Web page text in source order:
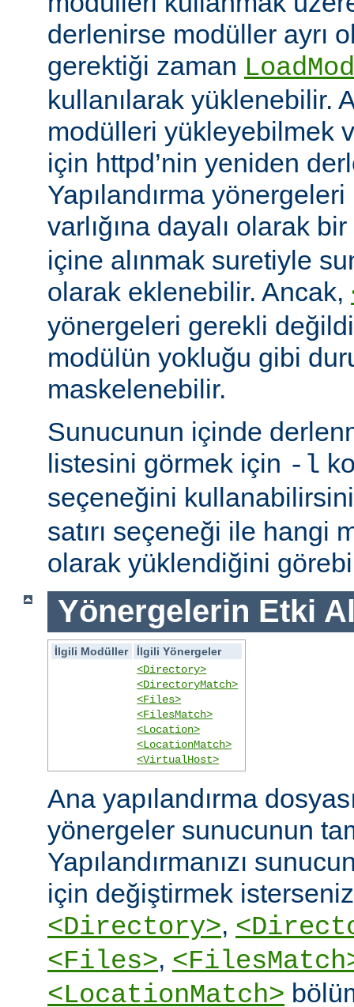
derlenirse modüller ayrı
gerektiği zaman
kullanılarak yüklenebilir.
modülleri yükleyebilmek
için httpd’nin yeniden
Yapılandırma
varlığına dayalı olarak bir
içine alınmak suretiyle
olarak eklenebilir. Ancak,
yönergeleri gerekli
modülün yokluğu gibi
maskelenebilir.
Sunucunun içinde
listesini görmek için -l
seçeneğini
satırı seçeneği ile hangi
olarak yüklendiğini
Yönergelerin Etki
İlgili Modüller
İlgili Yönergeler
<Directory>
<DirectoryMatch>
<Files>
<FilesMatch>
<Location>
<LocationMatch>
<VirtualHost>
Ana yapılandırma
yönergeler sunucunun
Yapılandırmanızı
için değiştirmek
<Directory>,
<Files>,
<LocationMatch>